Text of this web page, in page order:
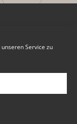
Service zu